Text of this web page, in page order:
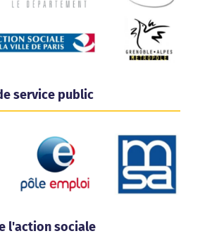
service public
l'action sociale